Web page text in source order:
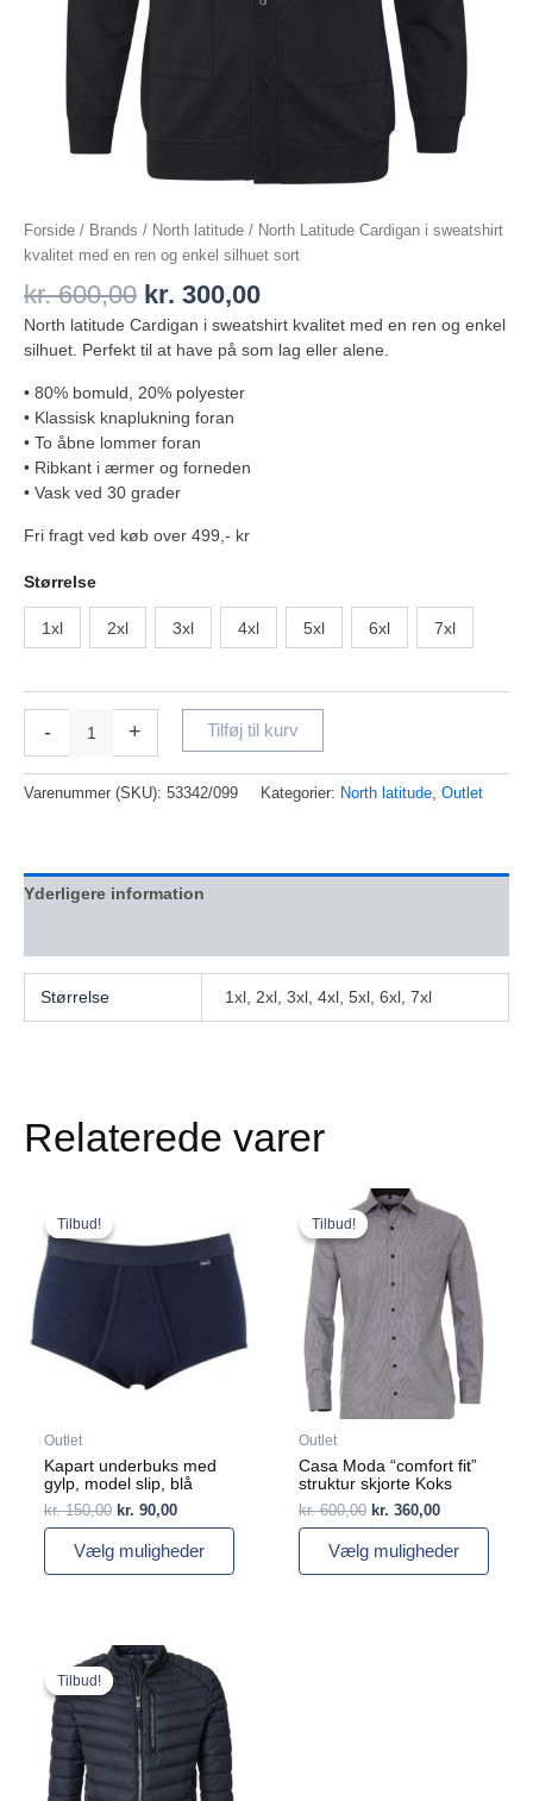
Forside / Brands / North latitude / North Latitude Cardigan i sweatshirt
kvalitet med en ren og enkel silhuet sort
kr.600,00 kr. 300,00
North latitude Cardigan i sweatshirt kvalitet med en ren og enkel
silhuet. Perfekt til at have på som lag eller alene.
• 80% bomuld, 20% polyester
• Klassisk knaplukning foran
• To åbne lommer foran
• Ribkant i ærmer og forneden
• Vask ved 30 grader
Fri fragt ved køb over 499,- kr
Størrelse
1xl 2xl 3xl 4xl 5xl 6xl 7xl
- + Tilføj til kurv
Varenummer (SKU): 53342/099 Kategorier: North latitude, Outlet
Yderligere information
Størrelse 1xl, 2xl, 3xl, 4xl, 5xl, 6xl, 7xl
Relaterede varer
Tilbud!
Tilbud!
Outlet
Kapart underbuks med
gylp, model slip, blå
kr.150,00 kr. 90,00
kr. 90,00.
Vælg muligheder
vare
har
flere
Mulighederne
kan
vælges
Tilbud!
Tilbud!
Outlet
Casa Moda “comfort fit”
struktur skjorte Koks
kr.600,00
Den
oprindelige
pris
var:
kr. 600,00.
kr. 360,00
aktuelle
pris
er:
kr. 360,00.
Vælg muligheder
vare
har
flere
varianter.
Mulighederne
kan
vælges
på
varesiden
Tilbud!
Tilbud!
Den
oprindelige
pris
var:
kr. 1.200,00.
aktuelle
pris
er:
kr. 720,00.
vare
har
flere
varianter.
Mulighederne